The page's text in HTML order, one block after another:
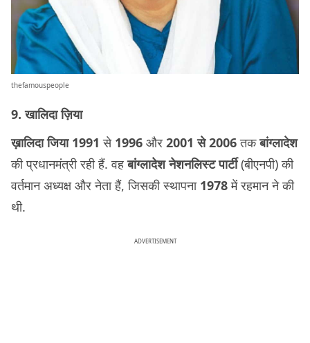
thefamouspeople
9. खालिदा ज़िया
ख़ालिदा जिया 1991 से 1996 और 2001 से 2006तकबांग्लादेश
की प्रधानमंत्री रही हैं. वहबांग्लादेश नेशनलिस्ट पार्टी(बीएनपी) की
वर्तमान अध्यक्ष और नेता हैं, जिसकी स्थापना 1978में रहमान ने की
थी.
ADVERTISEMENT